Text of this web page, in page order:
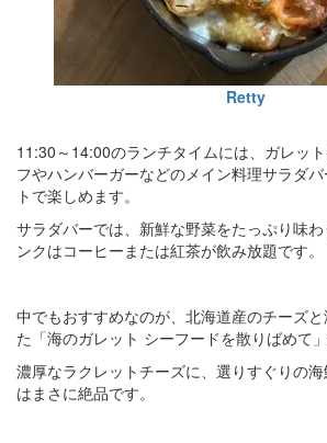
Retty
11:30～14:00のランチタイムには、ガレッ
フやハンバーガーなどのメイン料理サラダ
トで楽しめます。
サラダバーでは、新鮮な野菜をたっぷり味
ンクはコーヒーまたは紅茶が飲み放題です。
中でもおすすめなのが、北海道産のチーズ
た「海のガレット シーフードを散りばめて
濃厚なラクレットチーズに、選りすぐりの
はまさに絶品です。